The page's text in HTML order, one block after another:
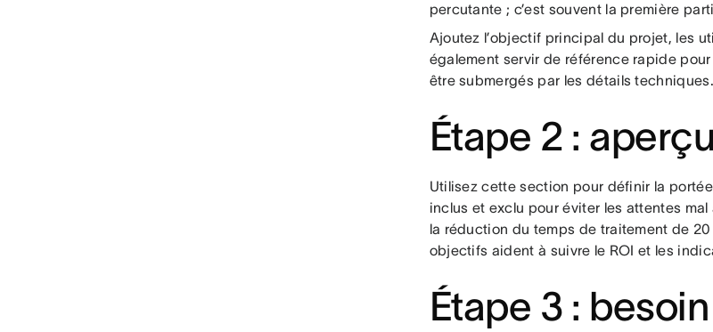
percutante ; c’est souvent la première
Ajoutez l’objectif principal du projet, les
également servir de référence rapide
être submergés par les détails techniques.
Étape 2 :
Utilisez cette section pour définir la
inclus et exclu pour éviter les attentes
la réduction du temps de traitement de
objectifs aident à suivre le ROI et les
Étape 3 :